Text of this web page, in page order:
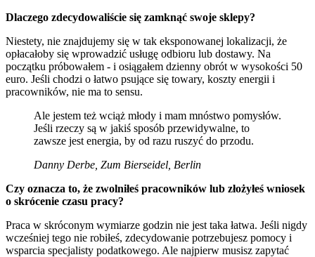
Dlaczego zdecydowaliście się zamknąć swoje sklepy?
Niestety, nie znajdujemy się w tak eksponowanej lokalizacji, że
opłacałoby się wprowadzić usługę odbioru lub dostawy. Na
początku próbowałem - i osiągałem dzienny obrót w wysokości 50
euro. Jeśli chodzi o łatwo psujące się towary, koszty energii i
pracowników, nie ma to sensu.
Ale jestem też wciąż młody i mam mnóstwo pomysłów.
Jeśli rzeczy są w jakiś sposób przewidywalne, to
zawsze jest energia, by od razu ruszyć do przodu.
Danny Derbe, Zum Bierseidel, Berlin
Czy oznacza to, że zwolniłeś pracowników lub złożyłeś wniosek
o skrócenie czasu pracy?
Praca w skróconym wymiarze godzin nie jest taka łatwa. Jeśli nigdy
wcześniej tego nie robiłeś, zdecydowanie potrzebujesz pomocy i
wsparcia specjalisty podatkowego. Ale najpierw musisz zapytać